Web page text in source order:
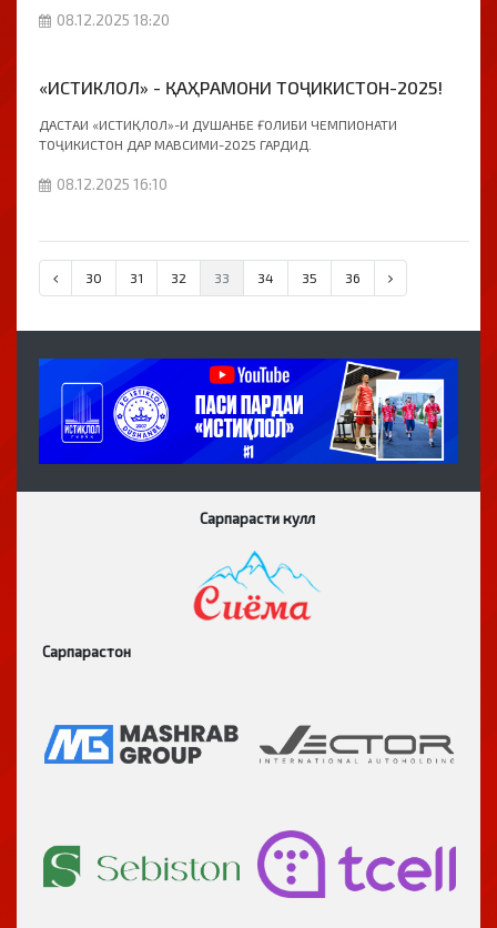
08.12.2025 18:20
«ИСТИКЛОЛ» - ҚАҲРАМОНИ ТОҶИКИСТОН-2025!
ДАСТАИ «ИСТИҚЛОЛ»-И ДУШАНБЕ ҒОЛИБИ ЧЕМПИОНАТИ
ТОҶИКИСТОН ДАР МАВСИМИ-2025 ГАРДИД.
08.12.2025 16:10
30 31 32 33 34 35 36
Сарпарасти кулл
Сарпарастон